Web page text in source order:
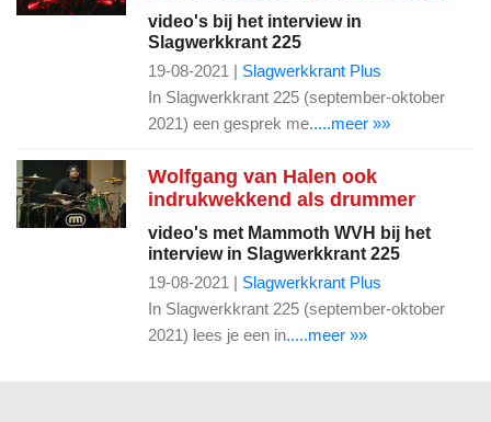
video's bij het interview in
Slagwerkkrant 225
19-08-2021 | Slagwerkkrant Plus
In Slagwerkkrant 225 (september-oktober
2021) een gesprek me.....meer »»
Wolfgang van Halen ook
indrukwekkend als drummer
video's met Mammoth WVH bij het
interview in Slagwerkkrant 225
19-08-2021 | Slagwerkkrant Plus
In Slagwerkkrant 225 (september-oktober
2021) lees je een in.....meer »»